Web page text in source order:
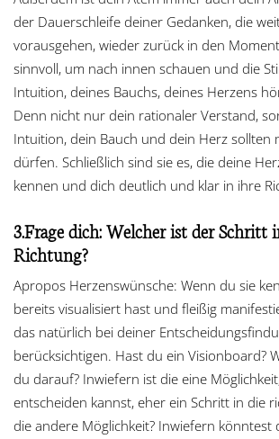
der Dauerschleife deiner Gedanken, die
vorausgehen, wieder zurück in den
sinnvoll, um nach innen schauen und die
Intuition, deines Bauchs, deines Herzens
Denn nicht nur dein rationaler Verstand,
Intuition, dein Bauch und dein Herz sollten
dürfen. Schließlich sind sie es, die deine
kennen und dich deutlich und klar in ihre
3.Frage dich: Welcher ist der Schritt
Richtung?
Apropos Herzenswünsche: Wenn du sie
bereits visualisiert hast und fleißig
das natürlich bei deiner
berücksichtigen. Hast du ein Visionboard?
du darauf? Inwiefern ist die eine
entscheiden kannst, eher ein Schritt in die
die andere Möglichkeit? Inwiefern könntest